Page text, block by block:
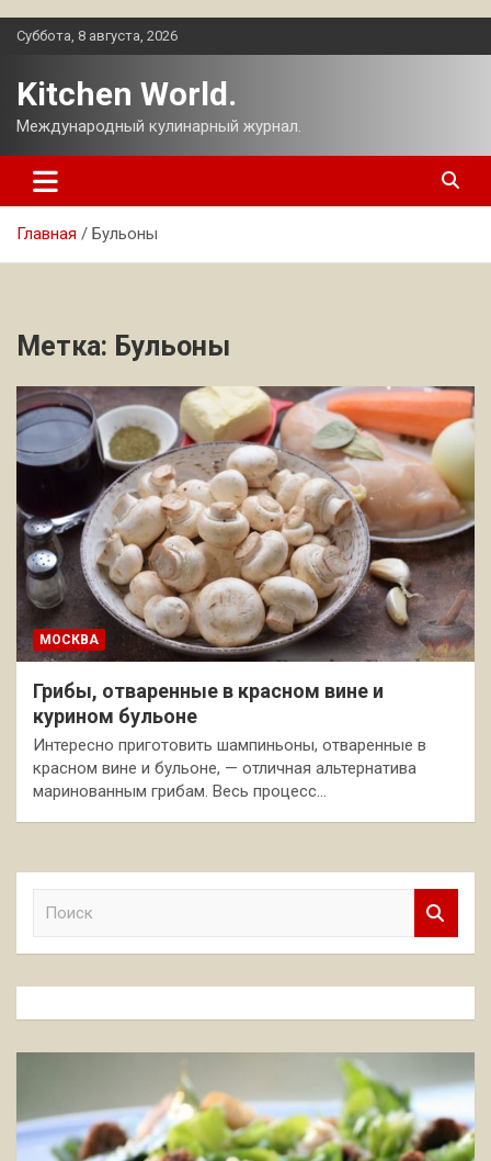
Перейти
Суббота, 8 августа, 2026
Kitchen World.
Международный кулинарный журнал.
Главная Бульоны
Метка: Бульоны
МОСКВА
Грибы, отваренные в красном вине и
курином бульоне
Интересно приготовить шампиньоны, отваренные в
красном вине и бульоне, — отличная альтернатива
маринованным грибам. Весь процесс…
к